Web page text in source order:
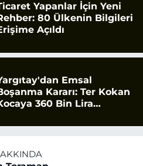
Yapanlar İçin Yeni
80 Ülkenin Bilgileri
Açıldı
Emsal
Kararı: Ter Kokan
360 Bin Lira